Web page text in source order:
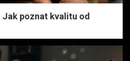
poznat kvalitu od